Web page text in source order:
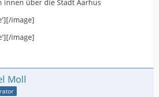
innen über die Stadt Aarhus
image]
image]
Moll